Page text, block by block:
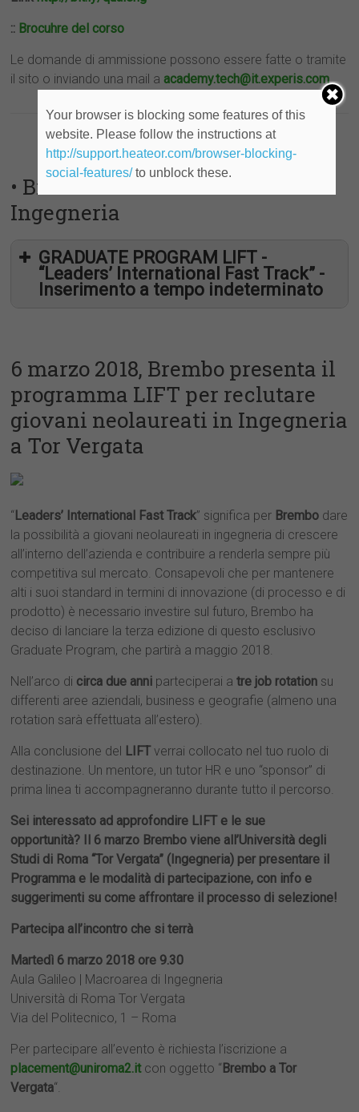
:: Brocuhre del corso
Le domande di ammissione possono essere fatte o tramite
il sito o inviando una mail a academy.tech@it.experis.com.
• Brembo – Laureati in
Ingegneria
GRADUATE PROGRAM LIFT -
“Leaders’ International Fast Track” -
Inserimento a tempo indeterminato
6 marzo 2018, Brembo presenta il
programma LIFT per reclutare
giovani neolaureati in Ingegneria
a Tor Vergata
“ Leaders’ International Fast Track” significa per Brembo dare
la possibilità a giovani neolaureati in ingegneria di crescere
all’interno dell’azienda e contribuire a renderla sempre più
competitiva sul mercato. Consapevoli che per mantenere
alti i suoi standard in termini di innovazione (di processo e di
prodotto) è necessario investire sul futuro, Brembo ha
deciso di lanciare la terza edizione di questo esclusivo
Graduate Program, che partirà a maggio 2018.
Nell’arco di circa due anni parteciperai atre job rotation su
differenti aree aziendali, business e geografie (almeno una
rotation sarà effettuata all’estero).
Alla conclusione del LIFTverrai collocato nel tuo ruolo di
destinazione. Un mentore, un tutor HR e uno “sponsor” di
prima linea ti accompagneranno durante tutto il percorso.
Sei interessato ad approfondire LIFT e le sue
opportunità?
Il 6 marzo Brembo viene all’Università degli
Studi di Roma “Tor Vergata” (Ingegneria) per presentare il
Programma e le modalità di partecipazione, con info e
suggerimenti su come affrontare il processo di selezione!
Partecipa all’incontro che si terrà
Martedì 6 marzo 2018 ore 9.30
Aula Galileo | Macroarea di Ingegneria
Università di Roma Tor Vergata
Via del Politecnico, 1 – Roma
Per partecipare all’evento è richiesta l’iscrizione a
placement@uniroma2.it con oggetto “ Brembo a Tor
Vergata“.
Your browser is blocking some features of this
website. Please follow the instructions at
http://support.heateor.com/browser-blocking-
social-features/to unblock these.